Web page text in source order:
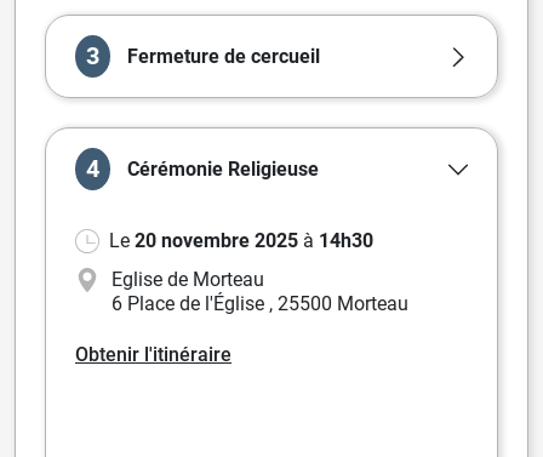
3 Fermeture de cercueil
4 Cérémonie Religieuse
Le 20 novembre 2025 à 14h30
Eglise de Morteau
6 Place de l'Église , 25500 Morteau
Obtenir l'itinéraire